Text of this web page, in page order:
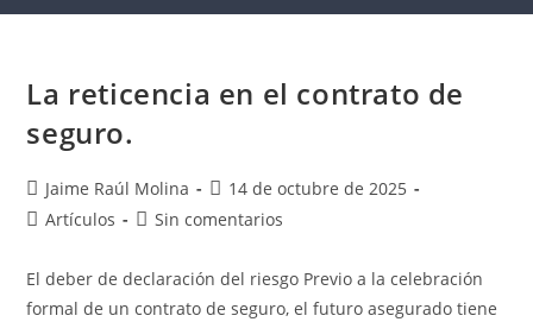
La reticencia en el contrato de
seguro.
Jaime Raúl Molina
14 de octubre de 2025
Artículos
Sin comentarios
El deber de declaración del riesgo Previo a la celebración
formal de un contrato de seguro, el futuro asegurado tiene